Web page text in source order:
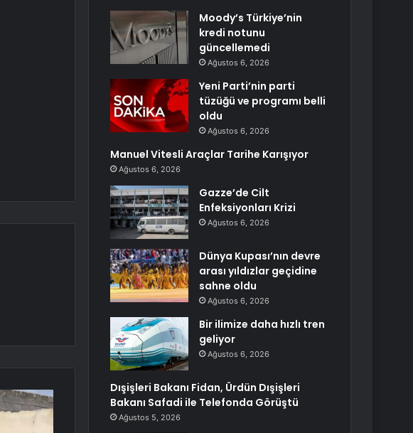
Moody’s Türkiye’nin
kredi notunu
güncellemedi
Ağustos 6, 2026
Yeni Parti’nin parti
tüzüğü ve programı belli
oldu
Ağustos 6, 2026
Manuel Vitesli Araçlar Tarihe Karışıyor
Ağustos 6, 2026
Gazze’de Cilt
Enfeksiyonları Krizi
Ağustos 6, 2026
Dünya Kupası’nın devre
arası yıldızlar geçidine
sahne oldu
Ağustos 6, 2026
Bir ilimize daha hızlı tren
geliyor
Ağustos 6, 2026
Dışişleri Bakanı Fidan, Ürdün Dışişleri
Bakanı Safadi ile Telefonda Görüştü
Ağustos 5, 2026